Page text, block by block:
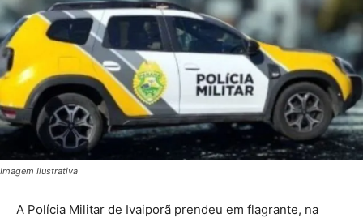
Imagem Ilustrativa
A Polícia Militar de Ivaiporã prendeu em flagrante, na